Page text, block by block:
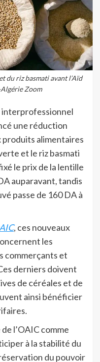
du riz basmati avant l’Aïd
Zoom
interprofessionnel
une réduction
alimentaires
et le riz basmati
le prix de la lentille
auparavant, tandis
passe de 160 DA à
, ces nouveaux
les
commerçants et
derniers doivent
de céréales et de
ainsi bénéficier
l’OAIC comme
à la stabilité du
du pouvoir